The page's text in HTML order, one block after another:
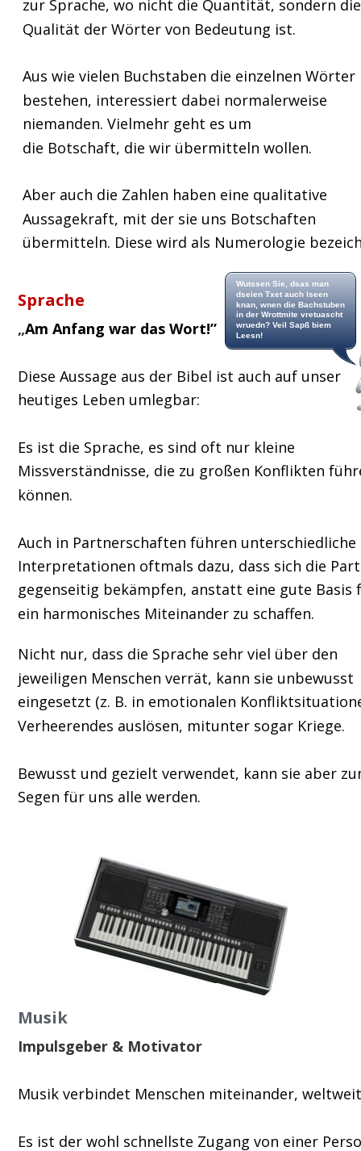
zur Sprache, wo nicht die Quantität, sondern
Qualität der Wörter von Bedeutung ist.
Aus wie vielen Buchstaben die einzelnen Wörter
bestehen, interessiert dabei normalerweise
niemanden. Vielmehr geht es um
die Botschaft, die wir übermitteln wollen.
Aber auch die Zahlen haben eine qualitative
Aussagekraft, mit der sie uns Botschaften
übermitteln. Diese wird als Numerologie
Sprache
„Am Anfang war das Wort!”
Diese Aussage aus der Bibel ist auch auf unser
heutiges Leben umlegbar:
Es ist die Sprache, es sind oft nur kleine
Missverständnisse, die zu großen Konflikten
können.
Auch in Partnerschaften führen unterschiedliche
Interpretationen oftmals dazu, dass sich die
gegenseitig bekämpfen, anstatt eine gute
ein harmonisches Miteinander zu schaffen.
Nicht nur, dass die Sprache sehr viel über den
jeweiligen Menschen verrät, kann sie unbewusst
eingesetzt (z. B. in emotionalen
Verheerendes auslösen, mitunter sogar Kriege.
Bewusst und gezielt verwendet, kann sie aber
Segen für uns alle werden.
Musik
Impulsgeber & Motivator
Musik verbindet Menschen miteinander,
Es ist der wohl schnellste Zugang von einer
Wutssen Sie, dsas man
dseien Txet auch lseen
knan, wnen die Bachstuben
in der Wrottmite vretuascht
wruedn? Veil Sapß biem
Leesn!